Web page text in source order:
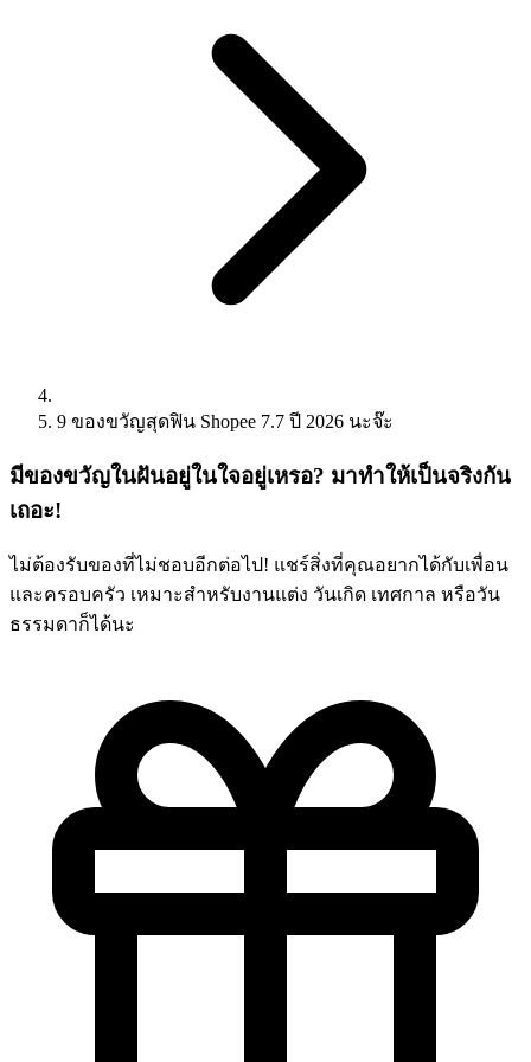
9 ของขวัญสุดฟิน Shopee 7.7 ปี 2026 นะจ๊ะ
มีของขวัญในฝันอยู่ในใจอยู่เหรอ? มาทำให้เป็นจริงกัน
เถอะ!
ไม่ต้องรับของที่ไม่ชอบอีกต่อไป! แชร์สิ่งที่คุณอยากได้กับเพื่อน
และครอบครัว เหมาะสำหรับงานแต่ง วันเกิด เทศกาล หรือวัน
ธรรมดาก็ได้นะ